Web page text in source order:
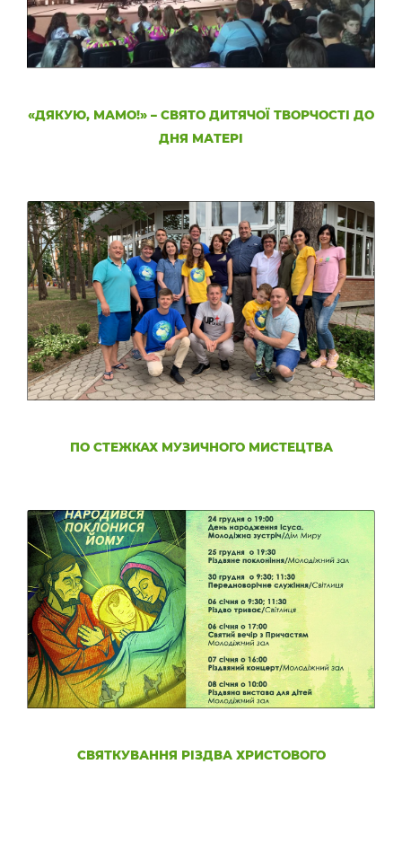
«ДЯКУЮ, МАМО!» – СВЯТО ДИТЯЧОЇ ТВОРЧОСТІ ДО
ДНЯ МАТЕРІ
ПО СТЕЖКАХ МУЗИЧНОГО МИСТЕЦТВА
СВЯТКУВАННЯ РІЗДВА ХРИСТОВОГО